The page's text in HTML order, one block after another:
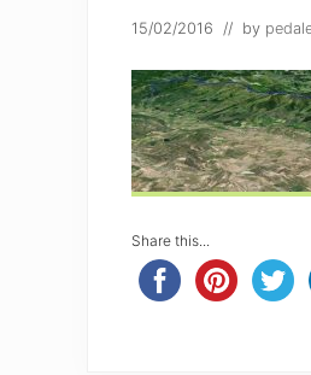
15/02/2016 // by
Share this...